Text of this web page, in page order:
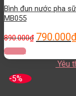
Bình đun nước pha
MB055
890.000₫ 790.000
Đọc tiếp
Yêu
-5%